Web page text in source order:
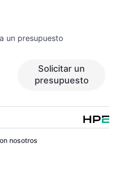
un presupuesto
Solicitar un
presupuesto
nosotros